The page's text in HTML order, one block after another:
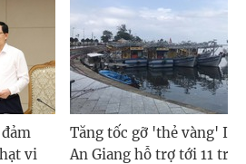
vi
Tăng tốc gỡ 'thẻ vàng'
An Giang hỗ trợ tới 11